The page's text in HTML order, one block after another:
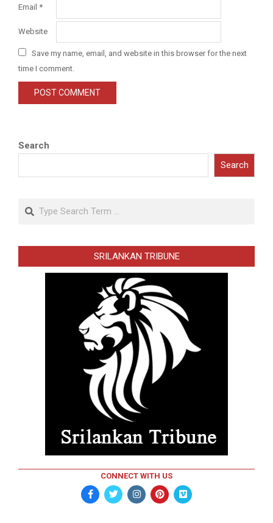
Email *
Website
Save my name, email, and website in this browser for the next
time I comment.
Search
Search
Search
SRILANKAN TRIBUNE
CONNECT WITH US